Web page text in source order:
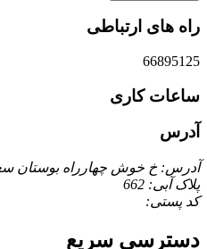
راه های ارتباطی
66895125
ساعات کاری
آدرس
آدرس: خ خوش چهارراه بوستان سعدي ط 1 واحد
پلاک آبی: 662
کد پستی:
دسترسی سریع